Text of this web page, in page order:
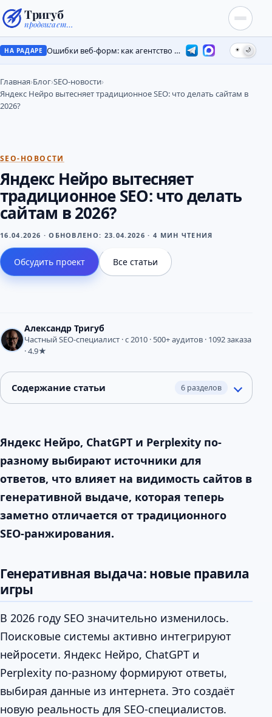
Тригуб
продвигает…
НА РАДАРЕ Ошибки веб-форм: как агентство потеряло лиды на месяцы ☀ 🌙
Главная›Блог›SEO-новости›
Яндекс Нейро вытесняет традиционное SEO: что делать сайтам в
2026?
SEO-НОВОСТИ
Яндекс Нейро вытесняет
традиционное SEO: что делать
сайтам в 2026?
16.04.2026 · ОБНОВЛЕНО: 23.04.2026 · 4 МИН ЧТЕНИЯ
Обсудить проект Все статьи
Александр Тригуб
Частный SEO-специалист · с 2010 · 500+ аудитов · 1092 заказа
· 4.9★
Содержание статьи 6 разделов
Яндекс Нейро, ChatGPT и Perplexity по-
разному выбирают источники для
ответов, что влияет на видимость сайтов в
генеративной выдаче, которая теперь
заметно отличается от традиционного
SEO-ранжирования.
Генеративная выдача: новые правила
игры
В 2026 году SEO значительно изменилось.
Поисковые системы активно интегрируют
нейросети. Яндекс Нейро, ChatGPT и
Perplexity по-разному формируют ответы,
выбирая данные из интернета. Это создаёт
новую реальность для SEO-специалистов.